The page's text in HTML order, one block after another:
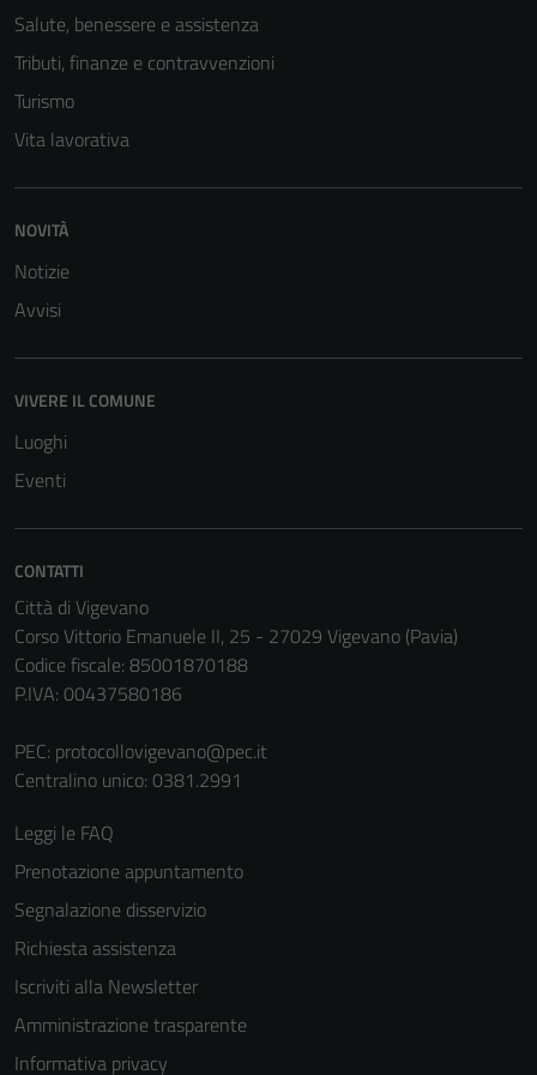
Salute, benessere e assistenza
Tributi, finanze e contravvenzioni
Turismo
Vita lavorativa
NOVITÀ
Notizie
Avvisi
VIVERE IL COMUNE
Luoghi
Eventi
CONTATTI
Città di Vigevano
Corso Vittorio Emanuele II, 25 - 27029 Vigevano (Pavia)
Codice fiscale: 85001870188
P.IVA: 00437580186
PEC: protocollovigevano@pec.it
Centralino unico: 0381.2991
Leggi le FAQ
Prenotazione appuntamento
Segnalazione disservizio
Richiesta assistenza
Iscriviti alla Newsletter
Amministrazione trasparente
Informativa privacy
Tecnici
funzionamento